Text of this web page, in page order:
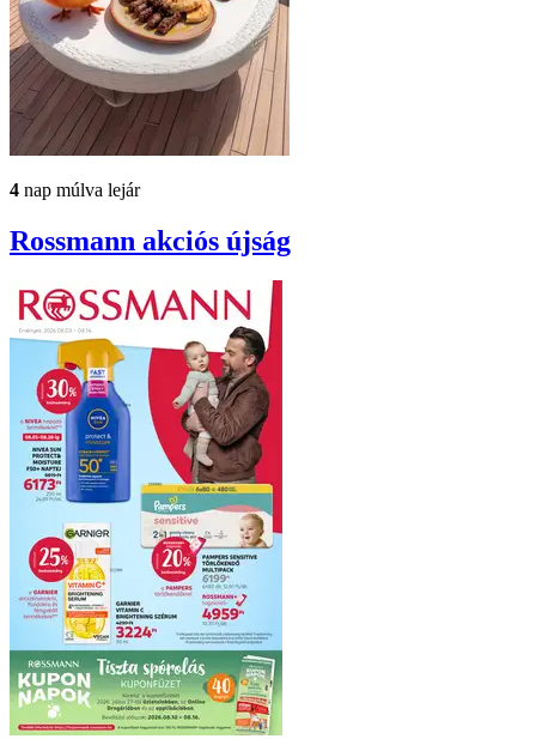
4 nap múlva lejár
Rossmann akciós újság